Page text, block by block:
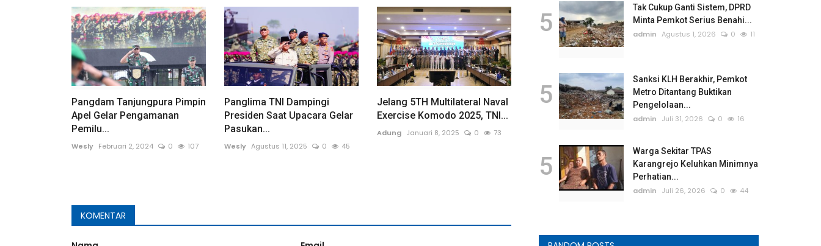
Pangdam Tanjungpura Pimpin
Apel Gelar Pengamanan
Pemilu...
Wesly Februari 2, 2024 0 107
Panglima TNI Dampingi
Presiden Saat Upacara Gelar
Pasukan...
Wesly Agustus 11, 2025 0 45
Jelang 5TH Multilateral Naval
Exercise Komodo 2025, TNI...
Adung Januari 8, 2025 0 73
KOMENTAR
5
Tak Cukup Ganti Sistem, DPRD
Minta Pemkot Serius Benahi...
admin Agustus 1, 2026 0 11
5
Sanksi KLH Berakhir, Pemkot
Metro Ditantang Buktikan
Pengelolaan...
admin
Juli 31, 2026 0 16
5
Warga Sekitar TPAS
Karangrejo Keluhkan Minimnya
Perhatian...
admin
Juli 26, 2026 0 44